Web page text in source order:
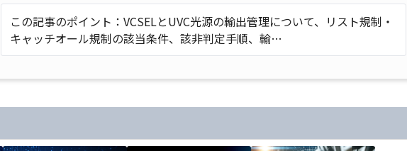
この記事のポイント：VCSELとUVC光源の輸出管理について、リスト規制・
キャッチオール規制の該当条件、該非判定手順、輸…